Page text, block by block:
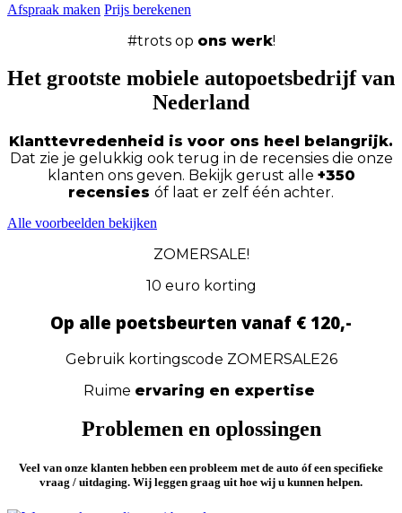
Afspraak maken Prijs berekenen
#trots op ons werk!
Het grootste mobiele autopoetsbedrijf van
Nederland
Klanttevredenheid is voor ons heel belangrijk.
Dat zie je gelukkig ook terug in de recensies die onze
klanten ons geven. Bekijk gerust alle +350
recensies óf laat er zelf één achter.
Alle voorbeelden bekijken
ZOMERSALE!
10 euro korting
Op alle poetsbeurten vanaf € 120,-
Gebruik kortingscode ZOMERSALE26
Ruime ervaring en expertise
Problemen en oplossingen
Veel van onze klanten hebben een probleem met de auto ófeen specifieke
vraag / uitdaging. Wij leggen graag uit hoe wij u kunnen helpen.